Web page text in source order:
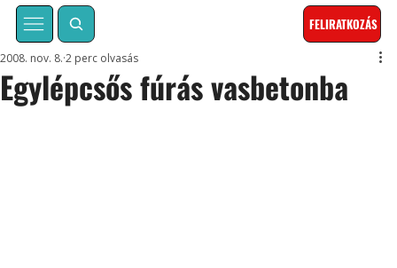
FELIRATKOZÁS
Egylépcsős fúrás vasbetonba
2008. nov. 8. 2 perc olvasás